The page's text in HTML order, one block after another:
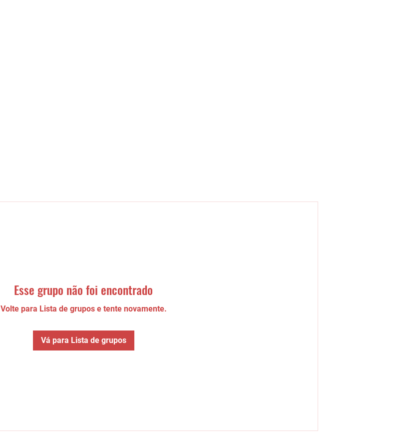
Esse grupo não foi encontrado
Volte para Lista de grupos e tente novamente.
Vá para Lista de grupos